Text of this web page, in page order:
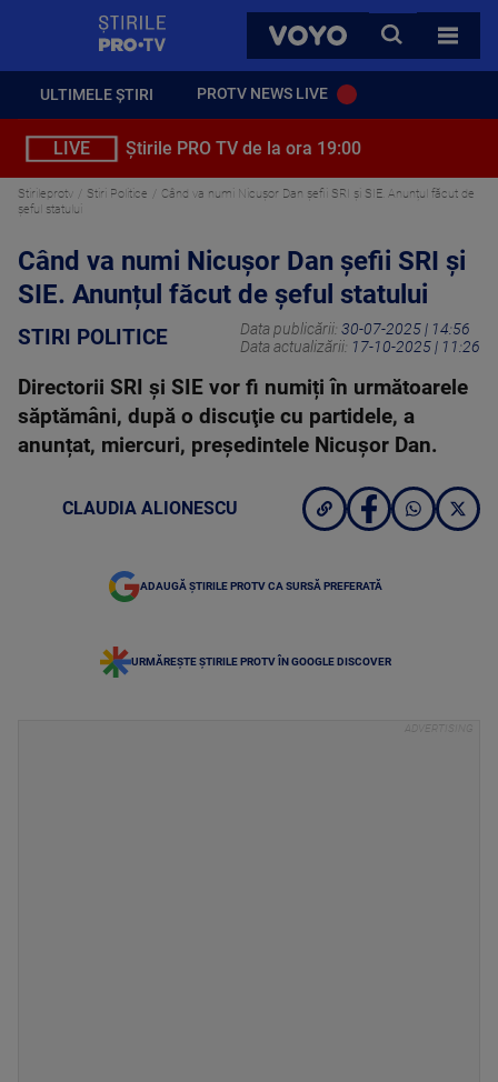
VOYO
CAUTA
TOATE
ULTIMELE ȘTIRI PROTV NEWS LIVE
LIVE Știrile PRO TV de la ora 19:00
Stirileprotv Stiri Politice
Când va numi Nicușor Dan șefii SRI și SIE. Anunțul făcut de
șeful statului
Când va numi Nicușor Dan șefii SRI și
SIE. Anunțul făcut de șeful statului
STIRI POLITICE Data publicării: 30-07-2025 | 14:56
Data actualizării: 17-10-2025 | 11:26
Directorii SRI şi SIE vor fi numiți în următoarele
săptămâni, după o discuţie cu partidele, a
anunțat, miercuri, preşedintele Nicuşor Dan.
CLAUDIA ALIONESCU
ADAUGĂ ȘTIRILE PROTV CA SURSĂ PREFERATĂ
URMĂREȘTE ȘTIRILE PROTV ÎN GOOGLE DISCOVER